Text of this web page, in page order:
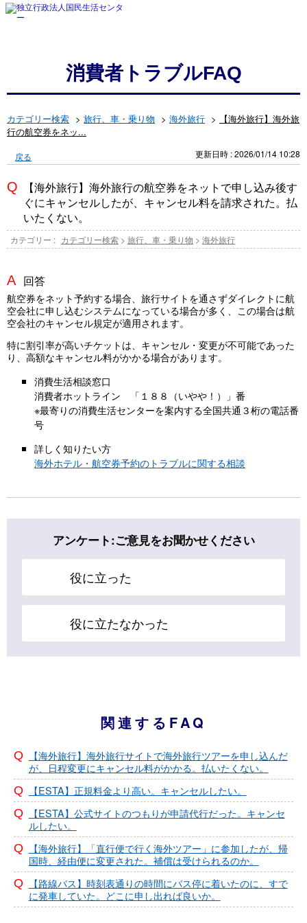
消費者トラブルFAQ
カテゴリー検索 > 旅行、車・乗り物 > 海外旅行 >
【海外旅行】海外旅
行の航空券をネッ...
戻る 更新日時 : 2026/01/14 10:28
【海外旅行】海外旅行の航空券をネットで申し込み後す
ぐにキャンセルしたが、キャンセル料を請求された。払
いたくない。
カテゴリー : カテゴリー検索 > 旅行、車・乗り物 > 海外旅行
回答
航空券をネット予約する場合、旅行サイトを通さずダイレクトに航
空会社に申し込むシステムになっている場合が多く、この場合は航
空会社のキャンセル規定が適用されます。
特に割引率が高いチケットは、キャンセル・変更が不可能であった
り、高額なキャンセル料がかかる場合があります。
消費生活相談窓口
消費者ホットライン 「１８８（いやや！）」番
※最寄りの消費生活センターを案内する全国共通３桁の電話番
号
詳しく知りたい方
海外ホテル・航空券予約のトラブルに関する相談
アンケート:ご意見をお聞かせください
役に立った
役に立たなかった
関連するFAQ
【海外旅行】海外旅行サイトで海外旅行ツアーを申し込んだ
が、日程変更にキャンセル料がかかる。払いたくない。
【ESTA】正規料金より高い。キャンセルしたい。
【ESTA】公式サイトのつもりが申請代行だった。キャンセ
ルしたい。
【海外旅行】「直行便で行く海外ツアー」に参加したが、帰
国時、経由便に変更された。補償は受けられるのか。
【路線バス】時刻表通りの時間にバス停に着いたのに、すで
に発車していた。どこに申し出れば良いか。